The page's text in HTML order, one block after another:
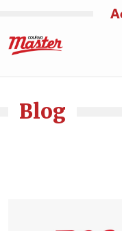
Pular para o conteúdo
Blog